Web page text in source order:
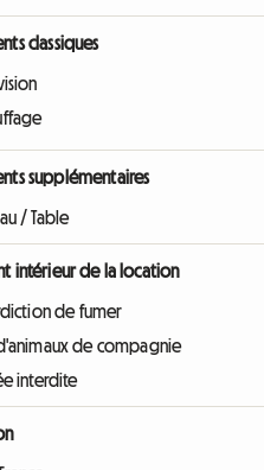
classiques
supplémentaires
/ Table
intérieur de la location
de fumer
de compagnie
interdite